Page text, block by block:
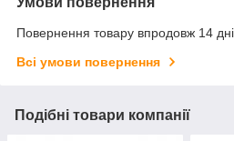
Повернення товару впродовж 14
Всі умови повернення
Подібні товари компанії